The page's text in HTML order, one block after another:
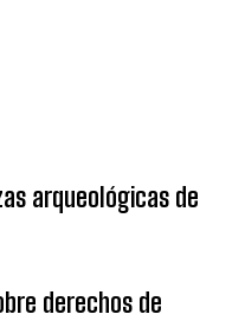
arqueológicas de
derechos de